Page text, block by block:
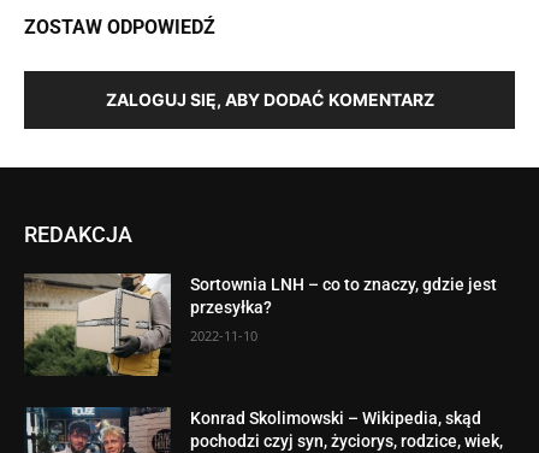
ZOSTAW ODPOWIEDŹ
ZALOGUJ SIĘ, ABY DODAĆ KOMENTARZ
REDAKCJA
Sortownia LNH – co to znaczy, gdzie jest
przesyłka?
2022-11-10
Konrad Skolimowski – Wikipedia, skąd
pochodzi czyj syn, życiorys, rodzice, wiek,